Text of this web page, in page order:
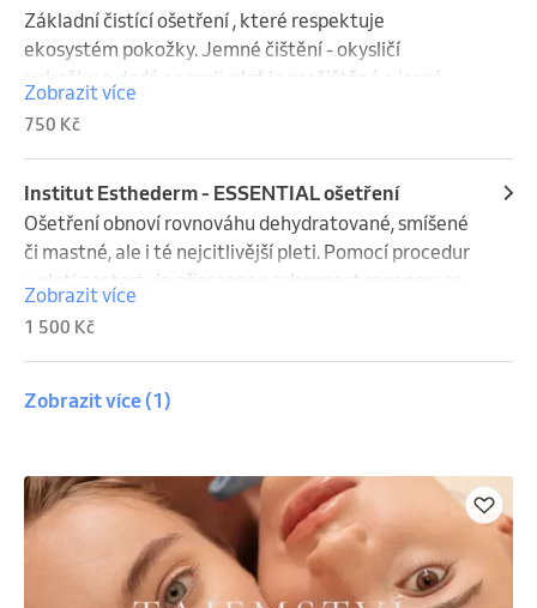
Základní čistící ošetření , které respektuje
ekosystém pokožky. Jemné čištění - okysličí
pokožku a dodá energii, pleť je pročištěná a jasná.
Zároveň vhodné pro seznámení se značkou Institut
Esthederm.
Zobrazit více
750 Kč
Institut Esthederm - ESSENTIAL ošetření
Ošetření obnoví rovnováhu dehydratované, smíšené
či mastné, ale i té nejcitlivější pleti. Pomocí procedur
v pleti nastartuje přirozenou schopnost regenerace
a navrací se mladiství vzhled. Efektivní ošetření,
navrácení harmonie pleti, pokožka je opět
dlouhodobě zdravá, čistá a krásná. Vhodné pro
všechny typy pleti.
Zobrazit více
1 500 Kč
Zobrazit více (1)